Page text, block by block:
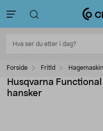
Forside Fritid
Husqvarna
hansker